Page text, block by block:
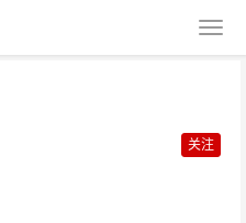
关注